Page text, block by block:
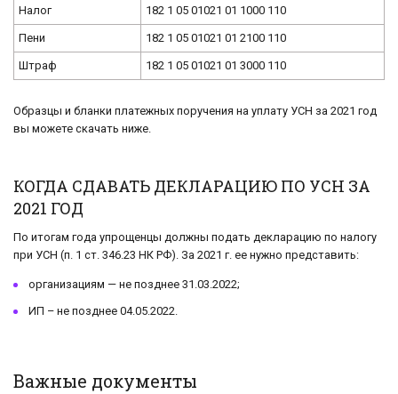
Налог 182 1 05 01021 01 1000 110
Пени 182 1 05 01021 01 2100 110
Штраф 182 1 05 01021 01 3000 110
Образцы и бланки платежных поручения на уплату УСН за 2021 год
вы можете скачать ниже.
КОГДА СДАВАТЬ ДЕКЛАРАЦИЮ ПО УСН ЗА
2021 ГОД
По ито­гам года упро­щен­цы долж­ны по­дать де­кла­ра­цию по на­ло­гу
при УСН (п. 1 ст. 346.23 НК РФ). За 2021 г. ее нужно пред­ста­вить:
ор­га­ни­за­ци­ям — не позд­нее 31.03.2022;
ИП – не позд­нее 04.05.2022.
Важные документы